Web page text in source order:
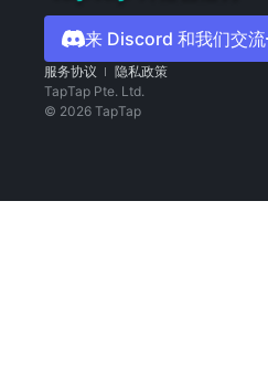
来 Discord 和我们交流
服务协议
隐私政策
TapTap Pte. Ltd.
© 2026 TapTap